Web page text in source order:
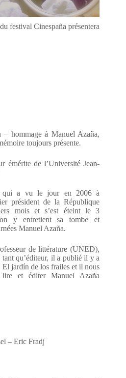
festival Cinespaña présentera
– hommage à Manuel Azaña,
toujours présente.
émérite de l’Université Jean-
qui a vu le jour en 2006 à
président de la République
mois et s’est éteint le 3
y entretient sa tombe et
Manuel Azaña.
de littérature (UNED),
qu’éditeur, il a publié il y a
jardín de los frailes et il nous
et éditer Manuel Azaña
– Eric Fradj